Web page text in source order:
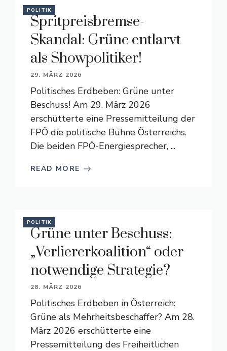
POLITIK
Spritpreisbremse-
Skandal: Grüne entlarvt
als Showpolitiker!
29. MÄRZ 2026
Politisches Erdbeben: Grüne unter
Beschuss! Am 29. März 2026
erschütterte eine Pressemitteilung der
FPÖ die politische Bühne Österreichs.
Die beiden FPÖ-Energiesprecher, ...
READ MORE
POLITIK
Grüne unter Beschuss:
„Verliererkoalition“ oder
notwendige Strategie?
28. MÄRZ 2026
Politisches Erdbeben in Österreich:
Grüne als Mehrheitsbeschaffer? Am 28.
März 2026 erschütterte eine
Pressemitteilung des Freiheitlichen